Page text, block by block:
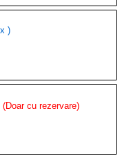
)
(Doar cu rezervare)